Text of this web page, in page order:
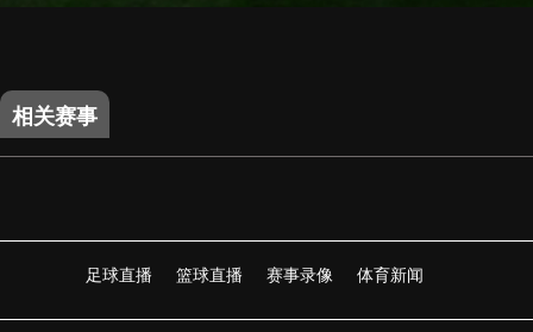
相关赛事
足球直播 篮球直播 赛事录像 体育新闻